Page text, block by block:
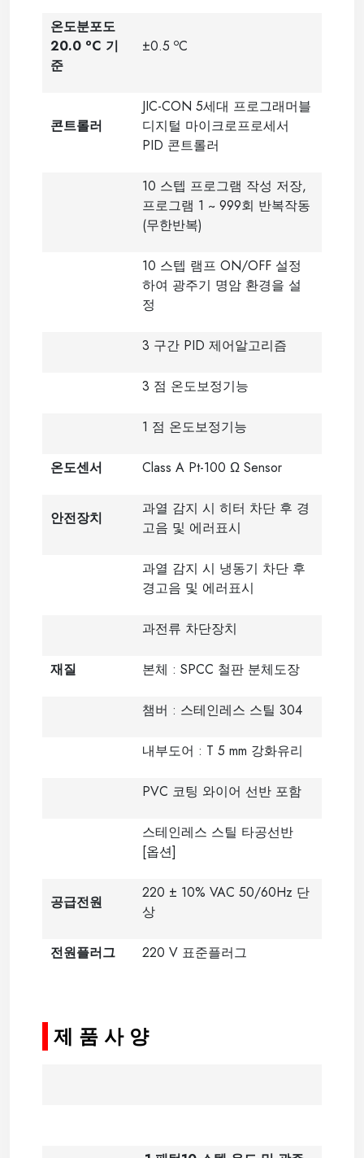
온도분포도
20.0 oC 기
준
±0.5 oC
콘트롤러
JIC-CON 5세대 프로그래머블
디지털 마이크로프로세서
PID 콘트롤러
10 스텝 프로그램 작성 저장,
프로그램 1 ~ 999회 반복작동
(무한반복)
10 스텝 램프 ON/OFF 설정
하여 광주기 명암 환경을 설
정
3 구간 PID 제어알고리즘
3 점 온도보정기능
1 점 온도보정기능
온도센서 Class A Pt-100 Ω Sensor
안전장치
과열 감지 시 히터 차단 후 경
고음 및 에러표시
과열 감지 시 냉동기 차단 후
경고음 및 에러표시
과전류 차단장치
재질 본체 : SPCC 철판 분체도장
챔버 : 스테인레스 스틸 304
내부도어 : T 5 mm 강화유리
PVC 코팅 와이어 선반 포함
스테인레스 스틸 타공선반
[옵션]
공급전원
220 ± 10% VAC 50/60Hz 단
상
전원플러그 220 V 표준플러그
제 품 사 양